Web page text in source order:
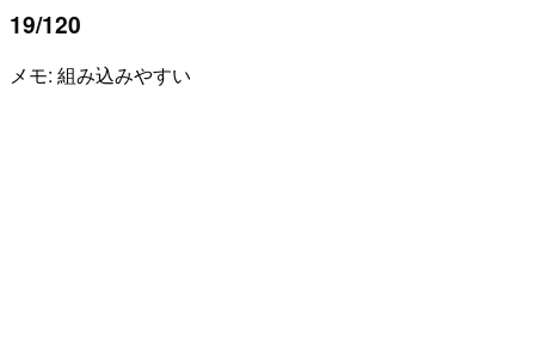
19/120
メモ: 組み込みやすい